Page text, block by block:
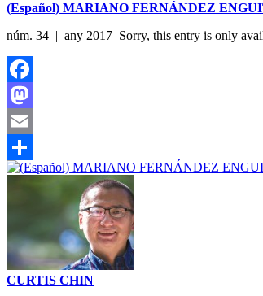
(Español) MARIANO FERNÁNDEZ
núm. 34 | any 2017 Sorry, this entry is only
Facebook
Mastodon
Email
Share
CURTIS CHIN